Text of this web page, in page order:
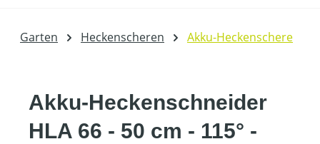
Garten Heckenscheren Akku-Heckenschere
Akku-Heckenschneider
HLA 66 - 50 cm - 115° -